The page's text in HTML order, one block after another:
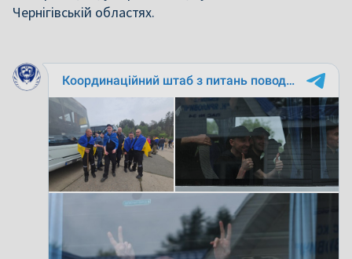
Чернігівській областях.